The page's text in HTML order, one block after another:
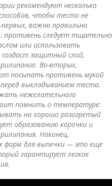
рекомендуют несколько
чтобы тесто не
важно правильно
противень следует тщательно
или использовать
защитный слой,
Во-вторых,
посыпать противень мукой
выкладыванием теста.
нежелательного
помнить о температуре:
на хорошо разогретый
образованию корочки и
Наконец,
форм для выпечки — это еще
гарантирует легкое